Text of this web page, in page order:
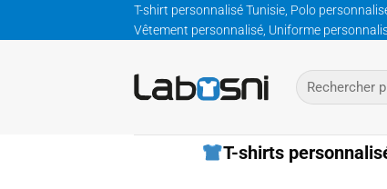
au
T-shirt personnalisé Tunisie, Polo
Vêtement personnalisé, Uniforme
Recherche
pour :
T-shirts